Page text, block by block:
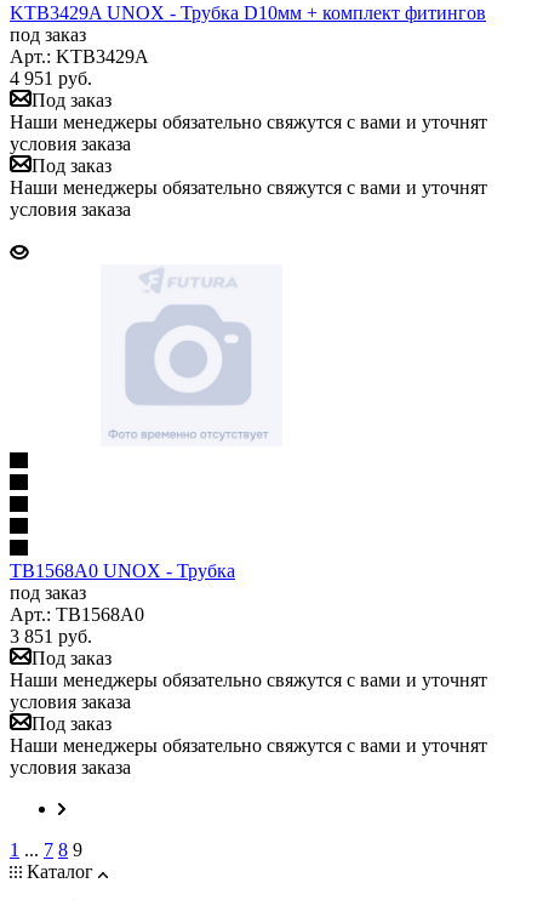
KTB3429A UNOX - Трубка D10мм + комплект фитингов
под заказ
Арт.: KTB3429A
4 951 руб.
Под заказ
Наши менеджеры обязательно свяжутся с вами и уточнят
условия заказа
Под заказ
Наши менеджеры обязательно свяжутся с вами и уточнят
условия заказа
TB1568A0 UNOX - Трубка
под заказ
Арт.: TB1568A0
3 851 руб.
Под заказ
Наши менеджеры обязательно свяжутся с вами и уточнят
условия заказа
Под заказ
Наши менеджеры обязательно свяжутся с вами и уточнят
условия заказа
1 ... 7 8 9
Каталог